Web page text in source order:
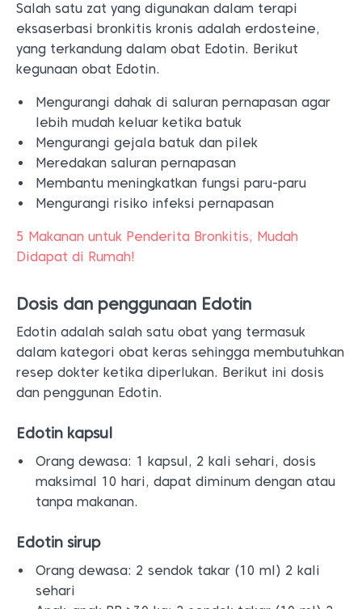
Salah satu zat yang digunakan dalam terapi
eksaserbasi bronkitis kronis adalah erdosteine,
yang terkandung dalam obat Edotin. Berikut
kegunaan obat Edotin.
Mengurangi dahak di saluran pernapasan agar
lebih mudah keluar ketika batuk
Mengurangi gejala batuk dan pilek
Meredakan saluran pernapasan
Membantu meningkatkan fungsi paru-paru
Mengurangi risiko infeksi pernapasan
5 Makanan untuk Penderita Bronkitis, Mudah
Didapat di Rumah!
Dosis dan penggunaan Edotin
Edotin adalah salah satu obat yang termasuk
dalam kategori obat keras sehingga membutuhkan
resep dokter ketika diperlukan. Berikut ini dosis
dan penggunan Edotin.
Edotin kapsul
Orang dewasa: 1 kapsul, 2 kali sehari, dosis
maksimal 10 hari, dapat diminum dengan atau
tanpa makanan.
Edotin sirup
Orang dewasa: 2 sendok takar (10 ml) 2 kali
sehari